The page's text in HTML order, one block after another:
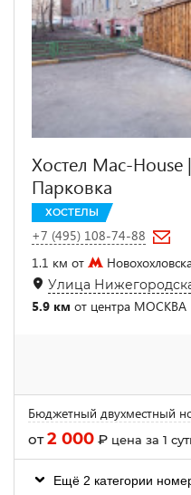
Хостел Mac-
Парковка
ХОСТЕЛЫ
+7 (495) 108-74-88
1.1 км от
Улица
5.9 км от центра МОСКВА
Бюджетный двухместный
от2 000 ₽ цена за 1
Ещё 2 категории